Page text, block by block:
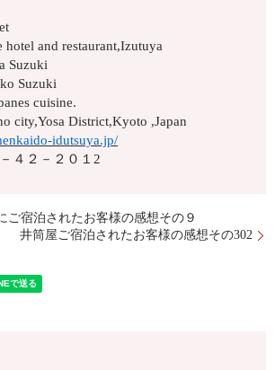
hotel and restaurant,Izutuya
Suzuki
Suzuki
cuisine.
city,Yosa District,Kyoto ,Japan
idutsuya.jp/
４２－２０１2
ご宿泊されたお客様の感想その９
井筒屋ご宿泊されたお客様の感想その302